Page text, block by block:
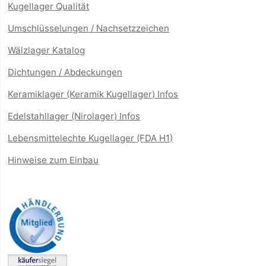
Kugellager Qualität
Umschlüsselungen / Nachsetzzeichen
Wälzlager Katalog
Dichtungen / Abdeckungen
Keramiklager (Keramik Kugellager) Infos
Edelstahllager (Nirolager) Infos
Lebensmittelechte Kugellager (FDA H1)
Hinweise zum Einbau